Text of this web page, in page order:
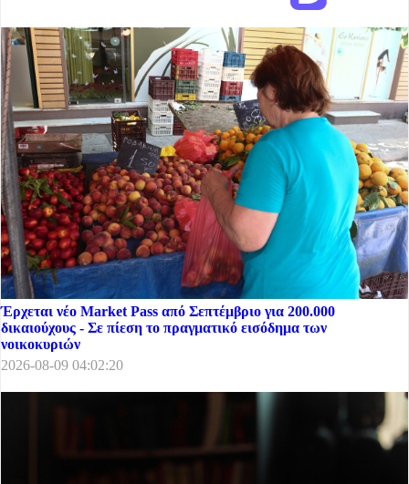
Έρχεται νέο Market Pass από Σεπτέμβριο για 200.000
δικαιούχους - Σε πίεση το πραγματικό εισόδημα των
νοικοκυριών
2026-08-09 04:02:20